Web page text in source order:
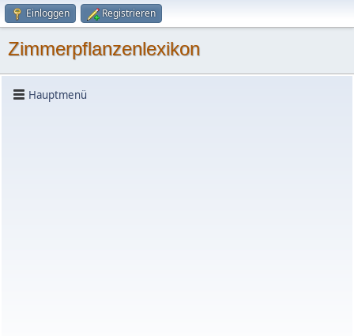
Einloggen Registrieren
Zimmerpflanzenlexikon
Hauptmenü